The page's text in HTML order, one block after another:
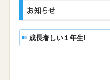
成長著しい１年生!